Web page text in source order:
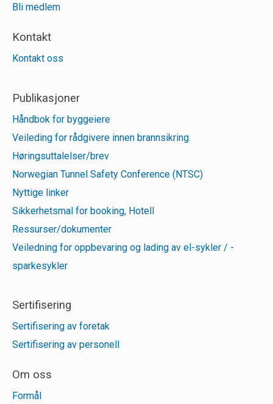
Bli medlem
Kontakt
Kontakt oss
Publikasjoner
Håndbok for byggeiere
Veileding for rådgivere innen brannsikring
Høringsuttalelser/brev
Norwegian Tunnel Safety Conference (NTSC)
Nyttige linker
Sikkerhetsmal for booking, Hotell
Ressurser/dokumenter
Veiledning for oppbevaring og lading av el-sykler / -
sparkesykler
Sertifisering
Sertifisering av foretak
Sertifisering av personell
Om oss
Formål